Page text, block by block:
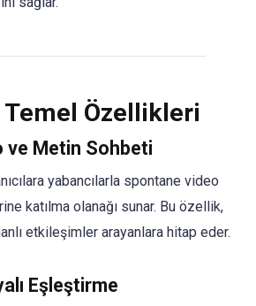
Temel Özellikleri
ve Metin Sohbeti
yabancılarla spontane video
katılma olanağı sunar. Bu özellik,
etkileşimler arayanlara hitap eder.
Eşleştirme